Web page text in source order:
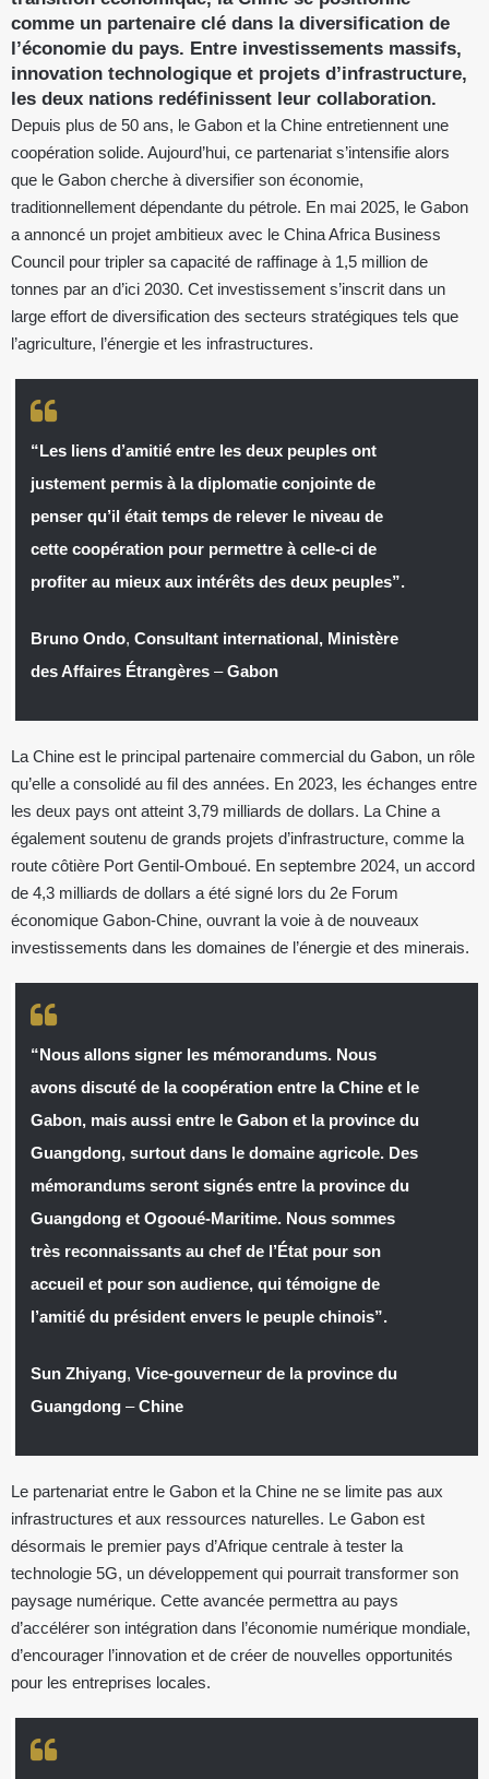
comme un partenaire clé dans la diversification de
l’économie du pays. Entre investissements massifs,
innovation technologique et projets d’infrastructure,
les deux nations redéfinissent leur collaboration.
Depuis plus de 50 ans, le Gabon et la Chine entretiennent une
coopération solide. Aujourd’hui, ce partenariat s’intensifie alors
que le Gabon cherche à diversifier son économie,
traditionnellement dépendante du pétrole. En mai 2025, le Gabon
a annoncé un projet ambitieux avec le China Africa Business
Council pour tripler sa capacité de raffinage à 1,5 million de
tonnes par an d’ici 2030. Cet investissement s’inscrit dans un
large effort de diversification des secteurs stratégiques tels que
l’agriculture, l’énergie et les infrastructures.
“Les liens d’amitié entre les deux peuples ont
justement permis à la diplomatie conjointe de
penser qu’il était temps de relever le niveau de
cette coopération pour permettre à celle-ci de
profiter au mieux aux intérêts des deux peuples”.
Bruno Ondo, Consultant international, Ministère
des Affaires Étrangères–Gabon
La Chine est le principal partenaire commercial du Gabon, un rôle
qu’elle a consolidé au fil des années. En 2023, les échanges entre
les deux pays ont atteint 3,79 milliards de dollars. La Chine a
également soutenu de grands projets d’infrastructure, comme la
route côtière Port Gentil-Omboué. En septembre 2024, un accord
de 4,3 milliards de dollars a été signé lors du 2e Forum
économique Gabon-Chine, ouvrant la voie à de nouveaux
investissements dans les domaines de l’énergie et des minerais.
“Nous allons signer les mémorandums. Nous
avons discuté de la coopération entre la Chine et le
Gabon, mais aussi entre le Gabon et la province du
Guangdong, surtout dans le domaine agricole. Des
mémorandums seront signés entre la province du
Guangdong et Ogooué-Maritime. Nous sommes
très reconnaissants au chef de l’État pour son
accueil et pour son audience, qui témoigne de
l’amitié du président envers le peuple chinois”.
Sun Zhiyang, Vice-gouverneur de la province du
Guangdong–Chine
Le partenariat entre le Gabon et la Chine ne se limite pas aux
infrastructures et aux ressources naturelles. Le Gabon est
désormais le premier pays d’Afrique centrale à tester la
technologie 5G, un développement qui pourrait transformer son
paysage numérique. Cette avancée permettra au pays
d’accélérer son intégration dans l’économie numérique mondiale,
d’encourager l’innovation et de créer de nouvelles opportunités
pour les entreprises locales.